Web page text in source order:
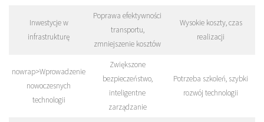
Inwestycje w
infrastrukturę
Poprawa efektywności
transportu,
zmniejszenie kosztów
Wysokie koszty, czas
realizacji
nowrap>Wprowadzenie
nowoczesnych
technologii
Zwiększone
bezpieczeństwo,
inteligentne
zarządzanie
Potrzeba szkoleń, szybki
rozwój technologii